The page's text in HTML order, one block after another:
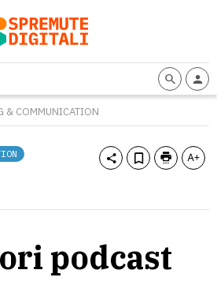
& COMMUNICATION
podcast